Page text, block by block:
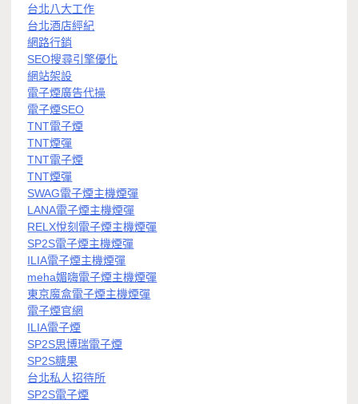
台北八大工作
台北酒店經紀
網路行銷
SEO搜尋引擎優化
網站架設
電子煙廣告代操
電子煙SEO
TNT電子煙
TNT煙彈
TNT電子煙
TNT煙彈
SWAG電子煙主機煙彈
LANA電子煙主機煙彈
RELX悅刻電子煙主機煙彈
SP2S電子煙主機煙彈
ILIA電子煙主機煙彈
meha媚嗨電子煙主機煙彈
東京魔盒電子煙主機煙彈
電子煙官網
ILIA電子煙
SP2S思博瑞電子煙
SP2S糖果
台北私人招待所
SP2S電子煙